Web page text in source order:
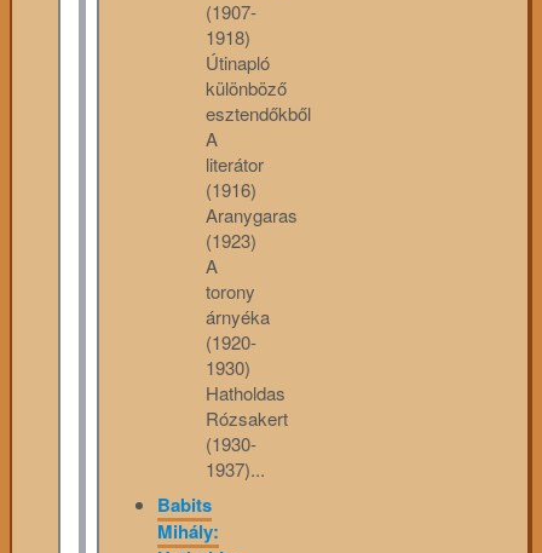
(1907-
1918)
Útinapló
különböző
esztendőkből
A
literátor
(1916)
Aranygaras
(1923)
A
torony
árnyéka
(1920-
1930)
Hatholdas
Rózsakert
(1930-
1937)...
Babits
Mihály: